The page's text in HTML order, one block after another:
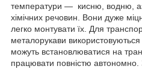
температури — кисню, водню,
хімічних речовин. Вони дуже
легко монтувати їх. Для
металорукави використовуються
можуть встановлюватися на
працювати повністю